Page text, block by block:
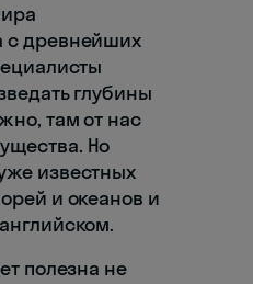
с древнейших
глубины
там от нас
Но
известных
и океанов и
полезна не